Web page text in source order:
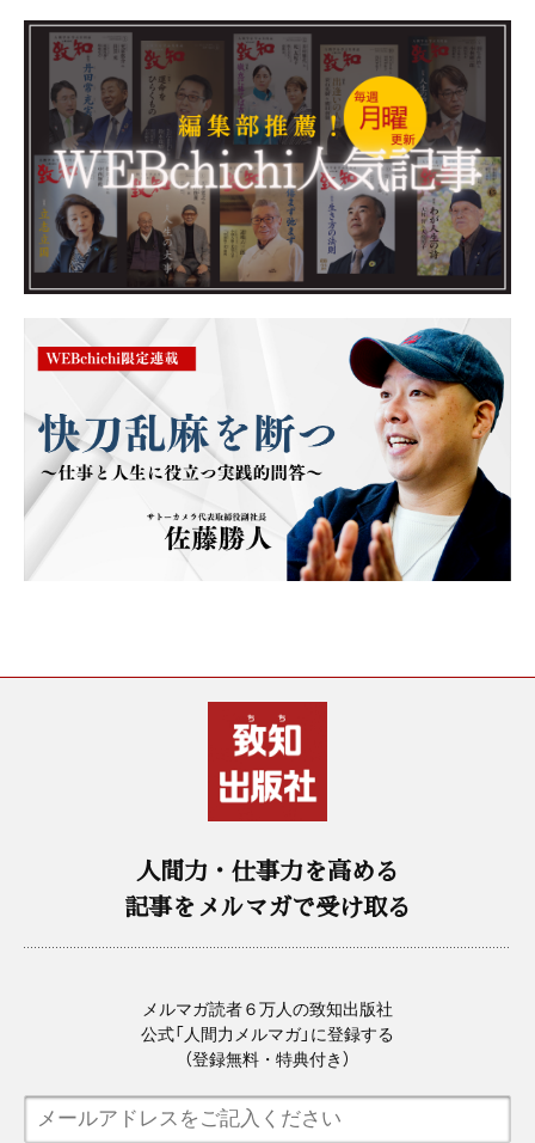
人間力・仕事力を高める
記事をメルマガで受け取る
メルマガ読者６万人の致知出版社
公式「人間力メルマガ」に登録する
（登録無料・特典付き）